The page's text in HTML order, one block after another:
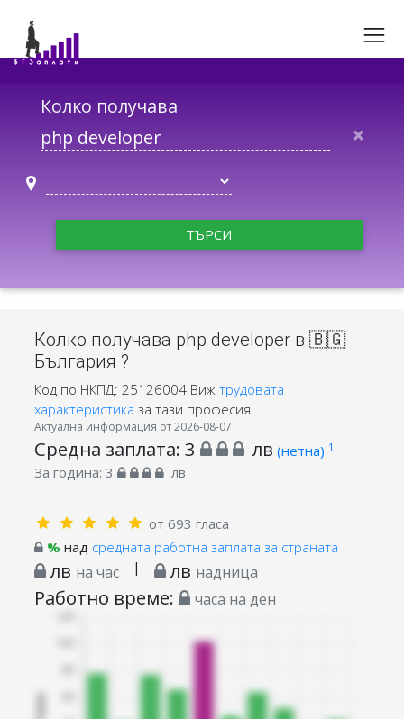
Колко получава
×
ТЪРСИ
Колко получава php developer в 🇧🇬
България ?
Код по НКПД: 25126004Виж трудовата
характеристика за тази професия.
Актуална информация от 2026-08-07
Средна заплата: 3 лв (нетна) 1
За година: 3 лв
от 693 гласа
% над средната работна заплата за страната
лв на час | лв надница
Работно време: часа на ден